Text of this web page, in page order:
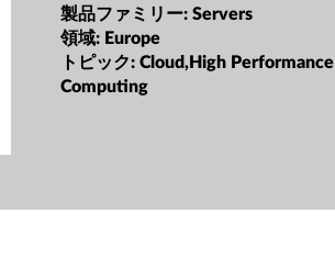
製品ファミリー:Servers
領域: Europe
トピック:Cloud,High Performance
Computing